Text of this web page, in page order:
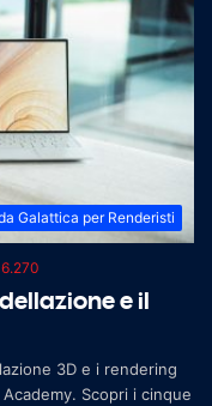
Galattica per Renderisti
6.270
e il
3D e i rendering
Scopri i cinque